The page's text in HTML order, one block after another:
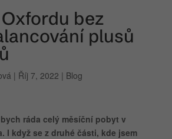
bez
plusů
| Říj 7, 2022 | Blog
ráda celý měsíční pobyt v
I když se z druhé části, kde jsem